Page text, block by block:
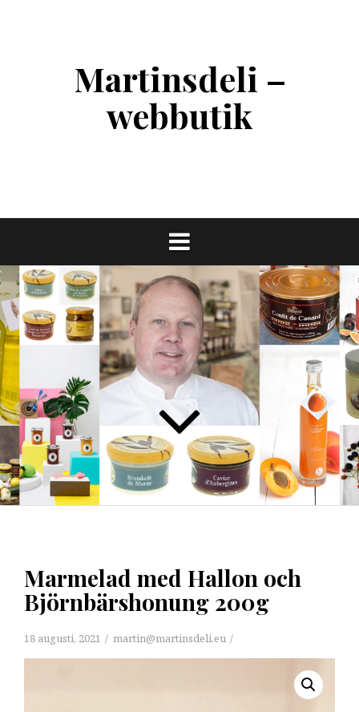
Martinsdeli –
webbutik
Marmelad med Hallon och
Björnbärshonung 200g
18 augusti, 2021 martin@martinsdeli.eu